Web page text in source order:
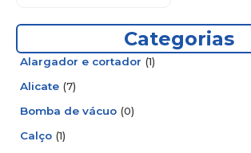
Categorias
Alargador e cortador (1)
Alicate (7)
Bomba de vácuo (0)
Calço (1)